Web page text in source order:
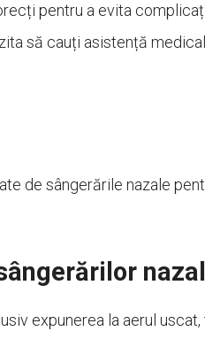
pentru a evita
să cauți asistență
de sângerările nazale
expunerea la aerul